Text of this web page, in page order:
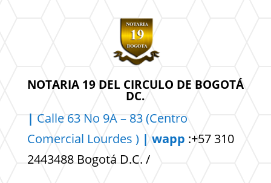
NOTARIA 19 DEL CIRCULO DE BOGOTÁ
DC.
| Calle 63 No 9A – 83 (Centro
Comercial Lourdes ) | wapp :+57 310
2443488 Bogotá D.C. /